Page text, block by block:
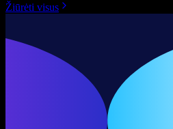
Žiūrėti visus